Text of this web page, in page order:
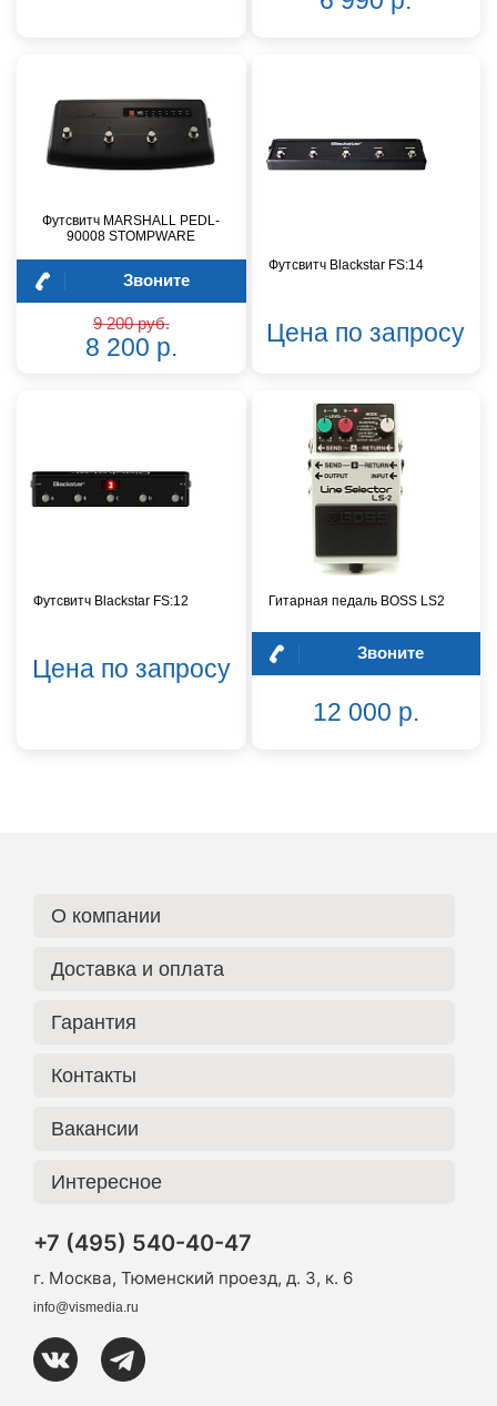
Футсвитч MARSHALL PEDL-
90008 STOMPWARE
Звоните
9 200 руб.
8 200 р.
Футсвитч Blackstar FS:14
Цена по запросу
Футсвитч Blackstar FS:12
Цена по запросу
Гитарная педаль BOSS LS2
Звоните
12 000 р.
О компании
Доставка и оплата
Гарантия
Контакты
Вакансии
Интересное
+7 (495) 540-40-47
г. Москва, Тюменский проезд, д. 3, к. 6
info@vismedia.ru